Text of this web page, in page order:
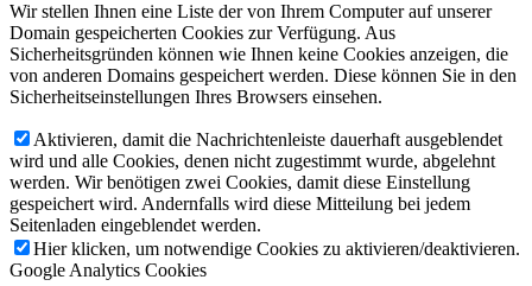
Wir stellen Ihnen eine Liste der von Ihrem Computer auf unserer
Domain gespeicherten Cookies zur Verfügung. Aus
Sicherheitsgründen können wie Ihnen keine Cookies anzeigen, die
von anderen Domains gespeichert werden. Diese können Sie in den
Sicherheitseinstellungen Ihres Browsers einsehen.
Aktivieren, damit die Nachrichtenleiste dauerhaft ausgeblendet
wird und alle Cookies, denen nicht zugestimmt wurde, abgelehnt
werden. Wir benötigen zwei Cookies, damit diese Einstellung
gespeichert wird. Andernfalls wird diese Mitteilung bei jedem
Seitenladen eingeblendet werden.
Hier klicken, um notwendige Cookies zu aktivieren/deaktivieren.
Google Analytics Cookies